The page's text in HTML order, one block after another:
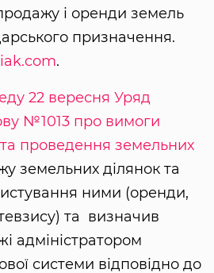
і оренди земель
призначення.
.
22 вересня Уряд
№1013 про вимоги
проведення земельних
земельних ділянок та
ними (оренди,
та визначив
адміністратором
системи відповідно до